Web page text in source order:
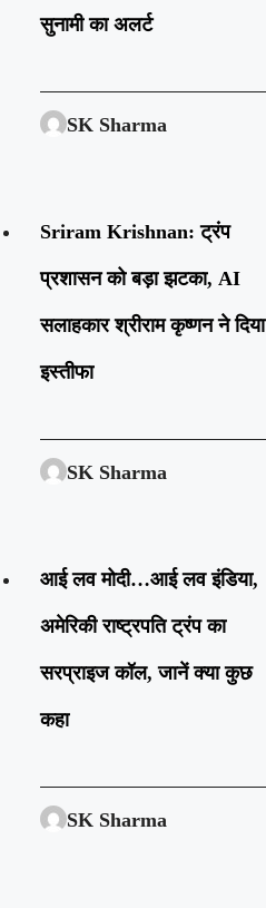
सुनामी का अलर्ट
SK Sharma
Sriram Krishnan: ट्रंप
प्रशासन को बड़ा झटका, AI
सलाहकार श्रीराम कृष्णन ने दिया
इस्तीफा
SK Sharma
आई लव मोदी…आई लव इंडिया,
अमेरिकी राष्ट्रपति ट्रंप का
सरप्राइज कॉल, जानें क्या कुछ
कहा
SK Sharma